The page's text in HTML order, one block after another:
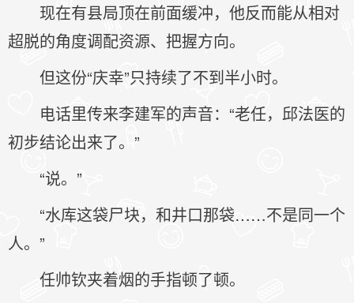
现在有县局顶在前面缓冲，他反而能从相对
超脱的角度调配资源、把握方向。
但这份“庆幸”只持续了不到半小时。
电话里传来李建军的声音：“老任，邱法医的
初步结论出来了。”
“说。”
“水库这袋尸块，和井口那袋……不是同一个
人。”
任帅钦夹着烟的手指顿了顿。